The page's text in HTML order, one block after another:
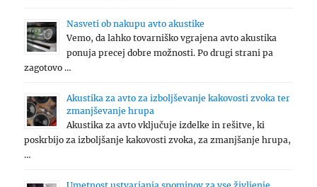
Nasveti ob nakupu avto akustike
Vemo, da lahko tovarniško vgrajena avto akustika
ponuja precej dobre možnosti. Po drugi strani pa
zagotovo …
Akustika za avto za izboljševanje kakovosti zvoka ter
zmanjševanje hrupa
Akustika za avto vključuje izdelke in rešitve, ki
poskrbijo za izboljšanje kakovosti zvoka, za zmanjšanje hrupa,
…